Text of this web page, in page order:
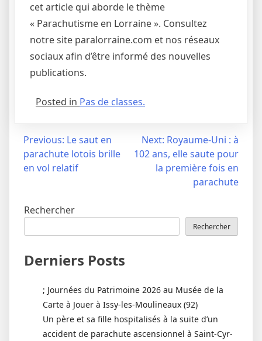
cet article qui aborde le thème
« Parachutisme en Lorraine ». Consultez
notre site paralorraine.com et nos réseaux
sociaux afin d’être informé des nouvelles
publications.
Posted in Pas de classes.
Navigation
Previous: Le saut en
parachute lotois brille
en vol relatif
Next: Royaume-Uni : à
102 ans, elle saute pour
la première fois en
parachute
Rechercher
Rechercher
Derniers Posts
; Journées du Patrimoine 2026 au Musée de la
Carte à Jouer à Issy-les-Moulineaux (92)
Un père et sa fille hospitalisés à la suite d’un
accident de parachute ascensionnel à Saint-Cyr-